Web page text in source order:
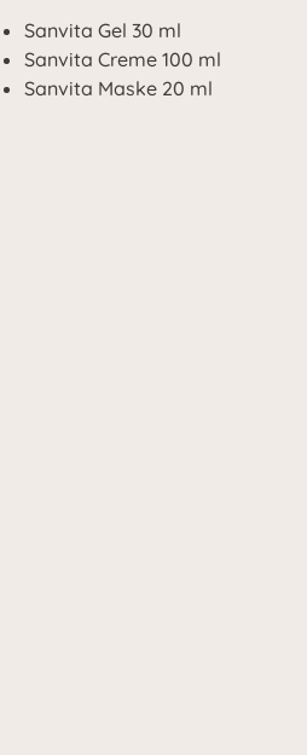
Sanvita Gel 30 ml
Sanvita Creme 100 ml
Sanvita Maske 20 ml